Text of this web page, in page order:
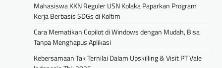
Mahasiswa KKN Reguler USN Kolaka Paparkan Program
Kerja Berbasis SDGs di Koltim
Cara Mematikan Copilot di Windows dengan Mudah, Bisa
Tanpa Menghapus Aplikasi
Kebersamaan Tak Ternilai Dalam Upskilling & Visit PT Vale